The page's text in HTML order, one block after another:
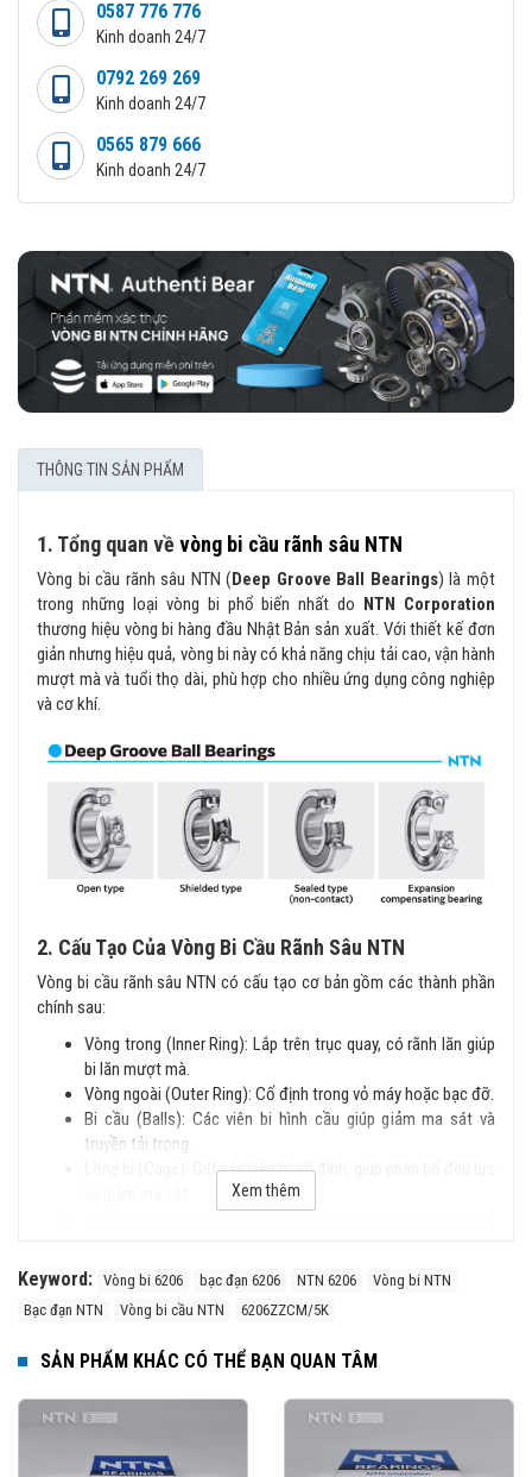
0587 776 776
Kinh doanh 24/7
0792 269 269
Kinh doanh 24/7
0565 879 666
Kinh doanh 24/7
THÔNG TIN SẢN PHẨM
1. Tổng quan về vòng bi cầu rãnh sâu NTN
Vòng bi cầu rãnh sâu NTN (Deep Groove Ball Bearings) là một
trong những loại vòng bi phổ biến nhất do NTN Corporation
thương hiệu vòng bi hàng đầu Nhật Bản sản xuất. Với thiết kế đơn
giản nhưng hiệu quả, vòng bi này có khả năng chịu tải cao, vận hành
mượt mà và tuổi thọ dài, phù hợp cho nhiều ứng dụng công nghiệp
và cơ khí.
2. Cấu Tạo Của Vòng Bi Cầu Rãnh Sâu NTN
Vòng bi cầu rãnh sâu NTN có cấu tạo cơ bản gồm các thành phần
chính sau:
Vòng trong (Inner Ring): Lắp trên trục quay, có rãnh lăn giúp
bi lăn mượt mà.
Vòng ngoài (Outer Ring): Cố định trong vỏ máy hoặc bạc đỡ.
Bi cầu (Balls): Các viên bi hình cầu giúp giảm ma sát và
truyền tải trọng.
Lồng bi (Cage): Giữ các viên bi cố định, giúp phân bổ đều lực
3. Đặc Điểm Nổi Bật
Chịu tải tốt cả hướng tâm và dọc trục.
Tốc độ quay cao, ma sát thấp, vận hành êm ái.
Độ bền cao, ít phải bảo trì.
Có nhiều phiên bản với nắp chắn bụi hoặc phớt chặn dầu.
Xem thêm
Keyword: Vòng bi 6206 bạc đạn 6206 NTN 6206
Vòng bi NTN
Bạc đạn NTN
Vòng bi cầu NTN 6206ZZCM/5K
SẢN PHẨM KHÁC CÓ THỂ BẠN QUAN TÂM